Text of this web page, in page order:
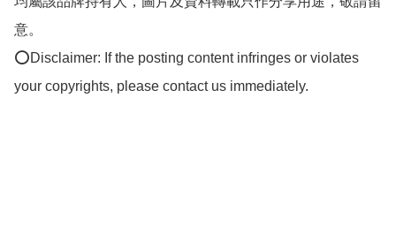
意。
⭕Disclaimer: If the posting content infringes or violates
your copyrights, please contact us immediately.